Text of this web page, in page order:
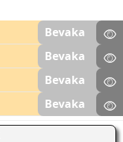
Bevaka
Bevaka
Bevaka
Bevaka